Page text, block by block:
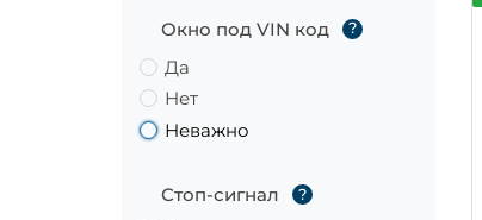
Окно под VIN код ?
Да
Нет
Неважно
Стоп-сигнал ?